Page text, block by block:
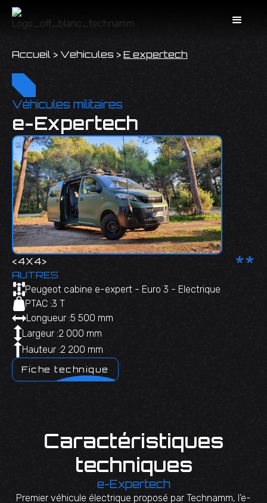
Accueil > Vehicules > E expertech
Véhicules militaires
e-Expertech
AUTRES
Peugeot cabine e-expert - Euro 3 - Electrique
PTAC :3 T
Longueur :5 500 mm
Largeur :2 000 mm
Hauteur :2 200 mm
Fiche technique
<4X4> **
Caractéristiques
techniques
e-Expertech
Premier véhicule électrique proposé par Technamm, l’e-